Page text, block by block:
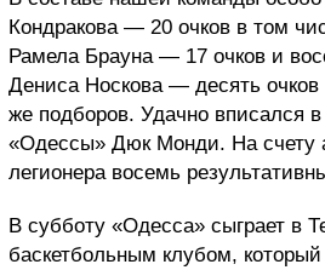
Кондракова — 20 очков в том
Рамела Брауна — 17 очков и
Дениса Носкова — десять очков
же подборов. Удачно вписался
«Одессы» Дюк Монди. На счету
легионера восемь
В субботу «Одесса» сыграет в
баскетбольным клубом, который